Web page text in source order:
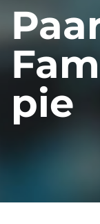
pie